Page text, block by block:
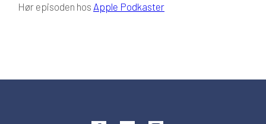
Hør episoden hos Apple Podkaster